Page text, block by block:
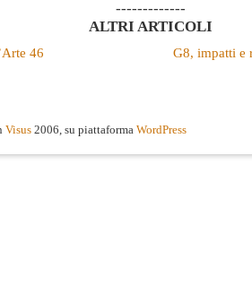
-------------
ALTRI ARTICOLI
46 G8, impatti e
Visus 2006, su piattaforma WordPress